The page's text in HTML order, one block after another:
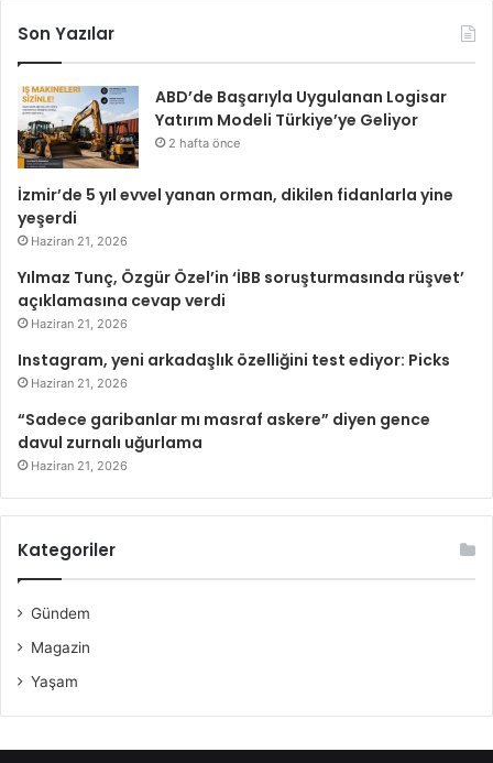
Son Yazılar
ABD’de Başarıyla Uygulanan Logisar
Yatırım Modeli Türkiye’ye Geliyor
2 hafta önce
İzmir’de 5 yıl evvel yanan orman, dikilen fidanlarla yine
yeşerdi
Haziran 21, 2026
Yılmaz Tunç, Özgür Özel’in ‘İBB soruşturmasında rüşvet’
açıklamasına cevap verdi
Haziran 21, 2026
Instagram, yeni arkadaşlık özelliğini test ediyor: Picks
Haziran 21, 2026
“Sadece garibanlar mı masraf askere” diyen gence
davul zurnalı uğurlama
Haziran 21, 2026
Kategoriler
Gündem
Magazin
Yaşam